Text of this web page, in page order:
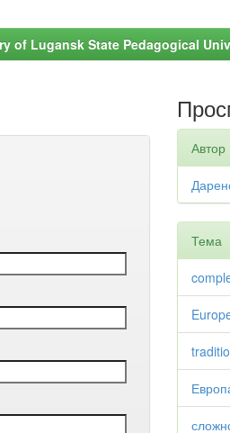
of Lugansk State Pedagogical
Автор
Тема